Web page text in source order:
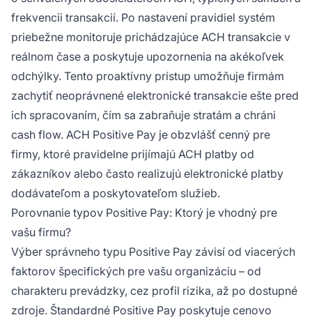
frekvencii transakcií. Po nastavení pravidiel systém
priebežne monitoruje prichádzajúce ACH transakcie v
reálnom čase a poskytuje upozornenia na akékoľvek
odchýlky. Tento proaktívny prístup umožňuje firmám
zachytiť neoprávnené elektronické transakcie ešte pred
ich spracovaním, čím sa zabraňuje stratám a chráni
cash flow. ACH Positive Pay je obzvlášť cenný pre
firmy, ktoré pravidelne prijímajú ACH platby od
zákazníkov alebo často realizujú elektronické platby
dodávateľom a poskytovateľom služieb.
Porovnanie typov Positive Pay: Ktorý je vhodný pre
vašu firmu?
Výber správneho typu Positive Pay závisí od viacerých
faktorov špecifických pre vašu organizáciu – od
charakteru prevádzky, cez profil rizika, až po dostupné
zdroje. Štandardné Positive Pay poskytuje cenovo